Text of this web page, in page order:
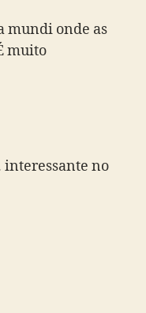
mundi onde as
muito
interessante no